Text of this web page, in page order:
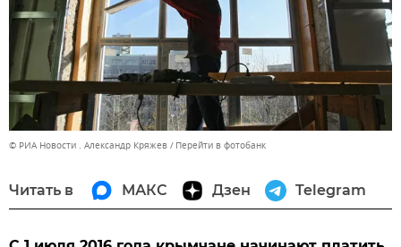
© РИА Новости . Александр Кряжев Перейти в фотобанк
Читать в МАКС Дзен Telegram